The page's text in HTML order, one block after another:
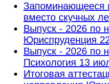
Запоминающееся
вместо скучных
Выпуск - 2026 по
Юриспруденция
Выпуск - 2026 по
Психология 13
Итоговая